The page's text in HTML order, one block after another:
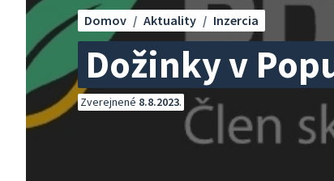
Dožinky v
Domov Aktuality Inzercia
Zverejnené 8.8.2023.